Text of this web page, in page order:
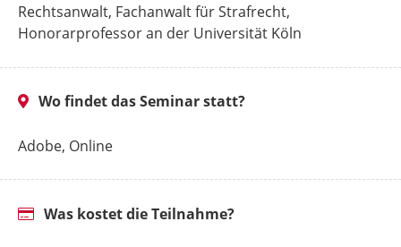
Rechtsanwalt, Fachanwalt für Strafrecht,
Honorarprofessor an der Universität Köln
Wo findet das Seminar statt?
Adobe, Online
Was kostet die Teilnahme?